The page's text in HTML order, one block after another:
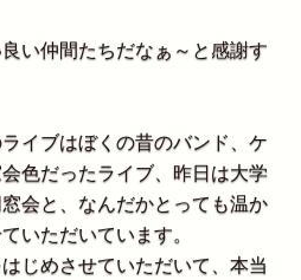
い仲間たちだなぁ～と感謝す
イブはぼくの昔のバンド、ケ
色だったライブ、昨日は大学
会と、なんだかとっても温か
いただいています。
じめさせていただいて、本当